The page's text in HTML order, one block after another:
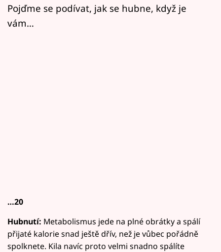
Sledujte nás
Pojďme se podívat, jak se hubne, když je
vám…
…20
Hubnutí: Metabolismus jede na plné obrátky a spálí
přijaté kalorie snad ještě dřív, než je vůbec pořádně
spolknete. Kila navíc proto velmi snadno spálíte